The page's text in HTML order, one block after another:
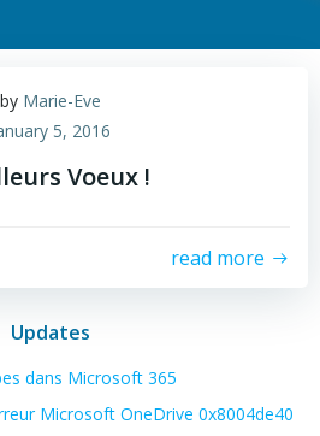
by Marie-Eve
5, 2016
Voeux !
read more
Updates
dans Microsoft 365
Microsoft OneDrive 0x8004de40